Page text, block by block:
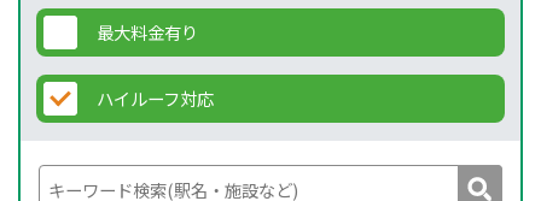
最大料金有り
ハイルーフ対応